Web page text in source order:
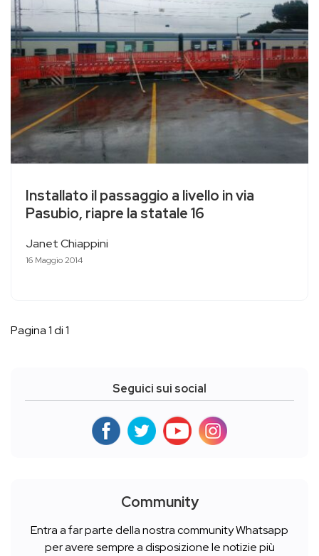
Installato il passaggio a livello in via
Pasubio, riapre la statale 16
Janet Chiappini
16 Maggio 2014
Pagina 1 di 1
Seguici sui social
Community
Entra a far parte della nostra community Whatsapp
per avere sempre a disposizione le notizie più